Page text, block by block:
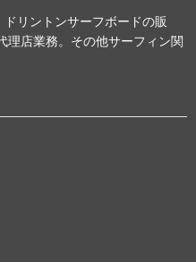
リントンサーフボードの販
理店業務。その他サーフィン関